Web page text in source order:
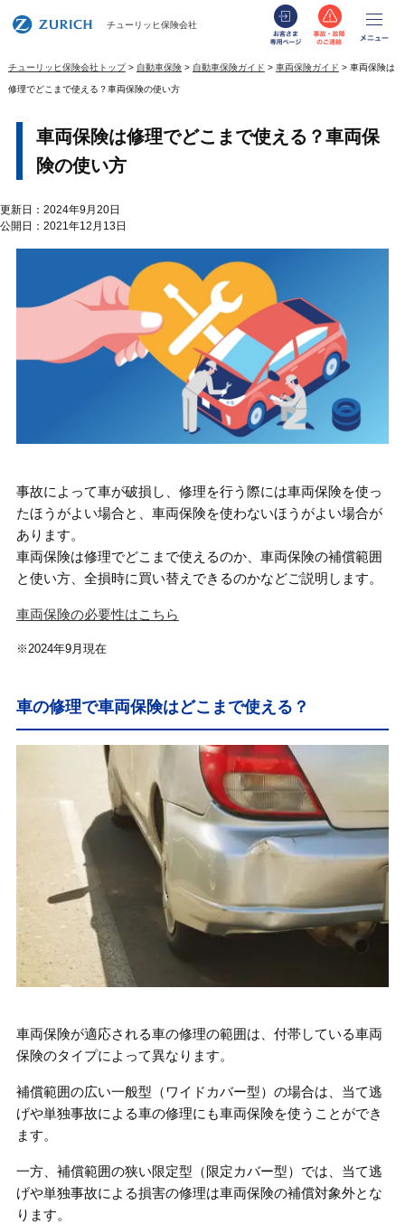
チューリッヒ保険会社
お客さま専用
事故・
チューリッヒ保険会社トップ 自動車保険 自動車保険ガイド 車両保険ガイド 車両保険は
修理でどこまで使える？車両保険の使い方
車両保険は修理でどこまで使える？車両保
険の使い方
更新日：2024年9月20日
公開日：2021年12月13日
事故によって車が破損し、修理を行う際には車両保険を使っ
たほうがよい場合と、車両保険を使わないほうがよい場合が
あります。
車両保険は修理でどこまで使えるのか、車両保険の補償範囲
と使い方、全損時に買い替えできるのかなどご説明します。
車両保険の必要性はこちら
※2024年9月現在
車の修理で車両保険はどこまで使える？
車両保険が適応される車の修理の範囲は、付帯している車両
保険のタイプによって異なります。
補償範囲の広い一般型（ワイドカバー型）の場合は、当て逃
げや単独事故による車の修理にも車両保険を使うことができ
ます。
一方、補償範囲の狭い限定型（限定カバー型）では、当て逃
げや単独事故による損害の修理は車両保険の補償対象外とな
ります。